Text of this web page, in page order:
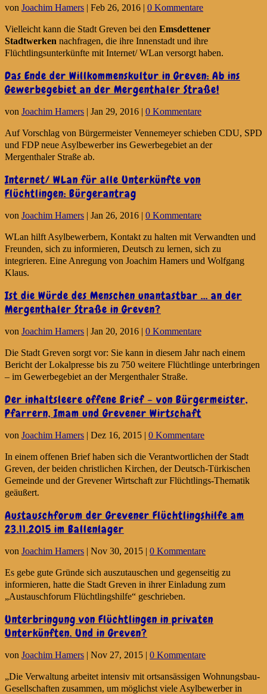
von Joachim Hamers | Feb 26, 2016 | 0 Kommentare
Vielleicht kann die Stadt Greven bei den Emsdettener
Stadtwerken nachfragen, die ihre Innenstadt und ihre
Flüchtlingsunterkünfte mit Internet/ WLan versorgt haben.
Das Ende der Willkommenskultur in Greven: Ab ins
Gewerbegebiet an der Mergenthaler Straße!
von Joachim Hamers | Jan 29, 2016 | 0 Kommentare
Auf Vorschlag von Bürgermeister Vennemeyer schieben CDU, SPD
und FDP neue Asylbewerber ins Gewerbegebiet an der
Mergenthaler Straße ab.
Internet/ WLan für alle Unterkünfte von
Flüchtlingen: Bürgerantrag
von Joachim Hamers | Jan 26, 2016 | 0 Kommentare
WLan hilft Asylbewerbern, Kontakt zu halten mit Verwandten und
Freunden, sich zu informieren, Deutsch zu lernen, sich zu
integrieren. Eine Anregung von Joachim Hamers und Wolfgang
Klaus.
Ist die Würde des Menschen unantastbar … an der
Mergenthaler Straße in Greven?
von Joachim Hamers | Jan 20, 2016 | 0 Kommentare
Die Stadt Greven sorgt vor: Sie kann in diesem Jahr nach einem
Bericht der Lokalpresse bis zu 750 weitere Flüchtlinge unterbringen
– im Gewerbegebiet an der Mergenthaler Straße.
Der inhaltsleere offene Brief – von Bürgermeister,
Pfarrern, Imam und Grevener Wirtschaft
von Joachim Hamers | Dez 16, 2015 | 0 Kommentare
In einem offenen Brief haben sich die Verantwortlichen der Stadt
Greven, der beiden christlichen Kirchen, der Deutsch-Türkischen
Gemeinde und der Grevener Wirtschaft zur Flüchtlings-Thematik
geäußert.
Austauschforum der Grevener Flüchtlingshilfe am
23.11.2015 im Ballenlager
von Joachim Hamers | Nov 30, 2015 | 0 Kommentare
Es gebe gute Gründe sich auszutauschen und gegenseitig zu
informieren, hatte die Stadt Greven in ihrer Einladung zum
„Austauschforum Flüchtlingshilfe“ geschrieben.
Unterbringung von Flüchtlingen in privaten
Unterkünften. Und in Greven?
von Joachim Hamers | Nov 27, 2015 | 0 Kommentare
„Die Verwaltung arbeitet intensiv mit ortsansässigen Wohnungsbau-
Gesellschaften zusammen, um möglichst viele Asylbewerber in